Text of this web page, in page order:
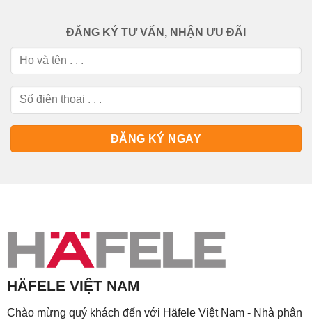
ĐĂNG KÝ TƯ VẤN, NHẬN ƯU ĐÃI
HÄFELE VIỆT NAM
Chào mừng quý khách đến với Häfele Việt Nam - Nhà phân